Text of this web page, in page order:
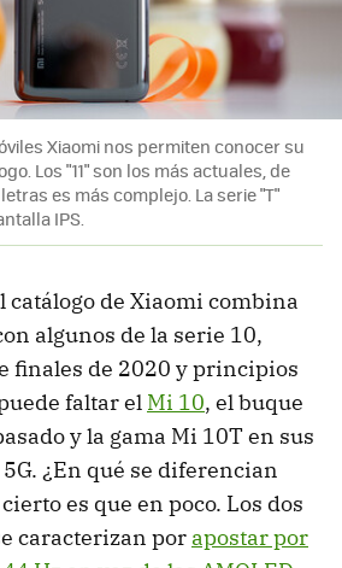
Xiaomi nos permiten conocer su
Los "11" son los más actuales, de
es más complejo. La serie "T"
IPS.
catálogo de Xiaomi combina
algunos de la serie 10,
finales de 2020 y principios
faltar el Mi 10, el buque
y la gama Mi 10T en sus
¿En qué se diferencian
es que en poco. Los dos
caracterizan por apostar por